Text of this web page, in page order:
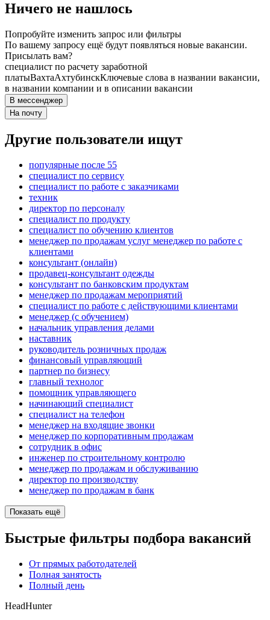
Ничего не нашлось
Попробуйте изменить запрос или фильтры
По вашему запросу ещё будут появляться новые вакансии.
Присылать вам?
специалист по расчету заработной
платыВахтаАхтубинскКлючевые слова в названии вакансии,
в названии компании и в описании вакансии
В мессенджер
На почту
Другие пользователи ищут
популярные после 55
специалист по сервису
специалист по работе с заказчиками
техник
директор по персоналу
специалист по продукту
специалист по обучению клиентов
менеджер по продажам услуг менеджер по работе с
клиентами
консультант (онлайн)
продавец-консультант одежды
консультант по банковским продуктам
менеджер по продажам мероприятий
специалист по работе с действующими клиентами
менеджер (с обучением)
начальник управления делами
наставник
руководитель розничных продаж
финансовый управляющий
партнер по бизнесу
главный технолог
помощник управляющего
начинающий специалист
специалист на телефон
менеджер на входящие звонки
менеджер по корпоративным продажам
сотрудник в офис
инженер по строительному контролю
менеджер по продажам и обслуживанию
директор по производству
менеджер по продажам в банк
Показать ещё
Быстрые фильтры подбора вакансий
От прямых работодателей
Полная занятость
Полный день
HeadHunter